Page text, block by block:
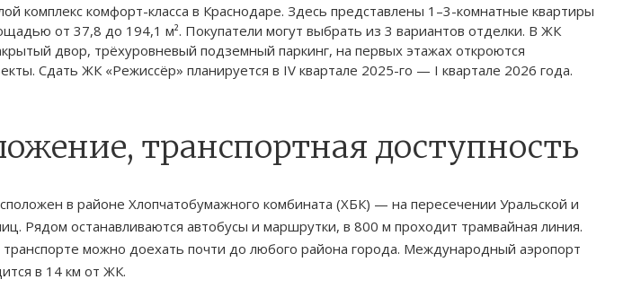
комплекс комфорт-класса в Краснодаре. Здесь представлены 1–3-комнатные квартиры
от 37,8 до 194,1 м². Покупатели могут выбрать из 3 вариантов отделки. В ЖК
двор, трёхуровневый подземный паркинг, на первых этажах откроются
Сдать ЖК «Режиссёр» планируется в IV квартале 2025-го — I квартале 2026 года.
транспортная доступность
в районе Хлопчатобумажного комбината (ХБК) — на пересечении Уральской и
Рядом останавливаются автобусы и маршрутки, в 800 м проходит трамвайная линия.
можно доехать почти до любого района города. Международный аэропорт
в 14 км от ЖК.